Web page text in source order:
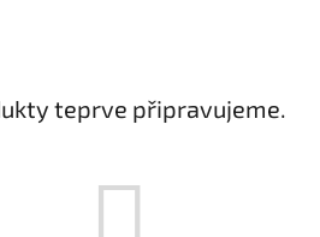
teprve připravujeme.